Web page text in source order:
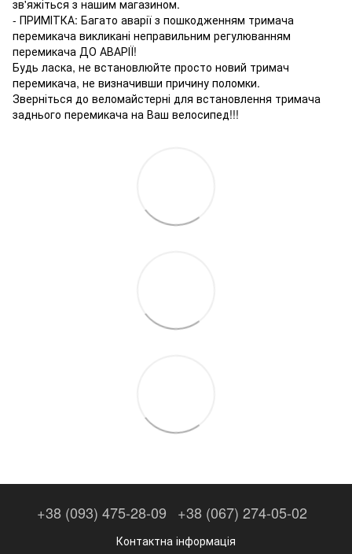
зв'яжіться з нашим магазином.
- ПРИМІТКА: Багато аварії з пошкодженням тримача
перемикача викликані неправильним регулюванням
перемикача ДО АВАРІЇ!
Будь ласка, не встановлюйте просто новий тримач
перемикача, не визначивши причину поломки.
Зверніться до веломайстерні для встановлення тримача
заднього перемикача на Ваш велосипед!!!
+38 (093) 475-28-09 +38 (067) 274-05-02
Контактна інформація